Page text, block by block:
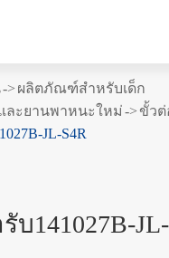
ผลิตภัณฑ์สำหรับเด็ก
ละยานพาหนะใหม่
ขั้ว
JL-S4R
บ141027B-